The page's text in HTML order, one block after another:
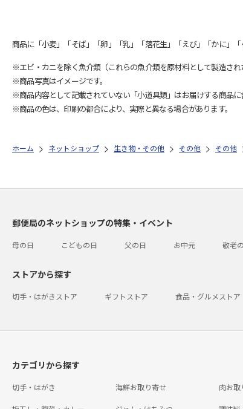
商品に「小麦」「そば」「卵」「乳」「落花生」「えび」「かに」
※エビ・カニを除く魚介類（これらの魚介類を原材料として製造さ
※商品写真はイメージです。
※商品内容として記載されていない「小道具類」はお届けする商品に
※商品の色は、印刷の都合により、実際と異なる場合があります。
ホーム ネットショップ 生き物・その他 その他 その他
郵便局のネットショップの特集・イベント
母の日 こどもの日 父の日 お中元 敬老
ストアから探す
切手・はがきストア ギフトストア 食品・グルメストア
カテゴリから探す
切手・はがき 海鮮お取り寄せ 肉お取